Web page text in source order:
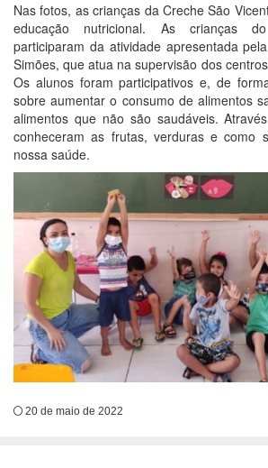
Nas fotos, as crianças da Creche São
educação nutricional. As crianças
participaram da atividade apresentada
Simões, que atua na supervisão dos
Os alunos foram participativos e, de
sobre aumentar o consumo de alimentos
alimentos que não são saudáveis.
conheceram as frutas, verduras e como
nossa saúde.
20 de maio de 2022